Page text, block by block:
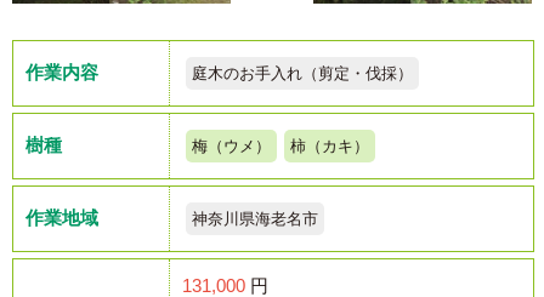
作業内容 庭木のお手入れ（剪定・伐採）
樹種 梅（ウメ） 柿（カキ）
作業地域 神奈川県海老名市
131,000 円